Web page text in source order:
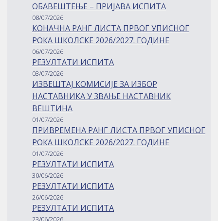
ОБАВЕШТЕЊЕ – ПРИЈАВА ИСПИТА
08/07/2026
КОНАЧНА РАНГ ЛИСТА ПРВОГ УПИСНОГ
РОКА ШКОЛСКЕ 2026/2027. ГОДИНЕ
06/07/2026
РЕЗУЛТАТИ ИСПИТА
03/07/2026
ИЗВЕШТАЈ КОМИСИЈЕ ЗА ИЗБОР
НАСТАВНИКА У ЗВАЊЕ НАСТАВНИК
ВЕШТИНА
01/07/2026
ПРИВРЕМЕНА РАНГ ЛИСТА ПРВОГ УПИСНОГ
РОКА ШКОЛСКЕ 2026/2027. ГОДИНЕ
01/07/2026
РЕЗУЛТАТИ ИСПИТА
30/06/2026
РЕЗУЛТАТИ ИСПИТА
26/06/2026
РЕЗУЛТАТИ ИСПИТА
23/06/2026